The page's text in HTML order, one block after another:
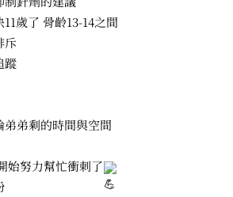
歲了 骨齡13-14之間
斥
蹤
弟剩的時間與空間
始努力幫忙衝刺了